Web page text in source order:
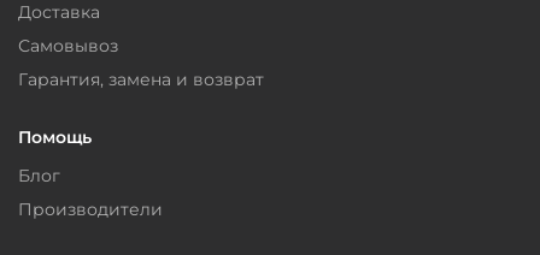
Доставка
Самовывоз
Гарантия, замена и возврат
Помощь
Блог
Производители